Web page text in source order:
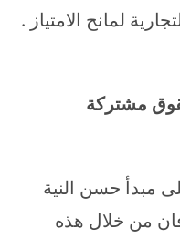
لمانح الامتياز .
مشتركة
مبدأ حسن النية
من خلال هذه